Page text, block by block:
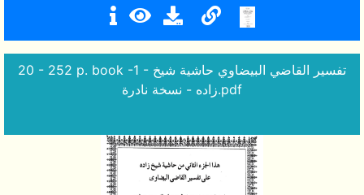
20 - 252 p. book -1 - تفسير القاضي البيضاوي حاشية شيخ
زاده - نسخة نادرة.pdf